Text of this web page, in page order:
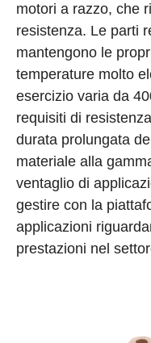
motori a razzo, che
resistenza. Le parti
mantengono le
temperature molto
esercizio varia da
requisiti di
durata prolungata
materiale alla
ventaglio di
gestire con la
applicazioni
prestazioni nel